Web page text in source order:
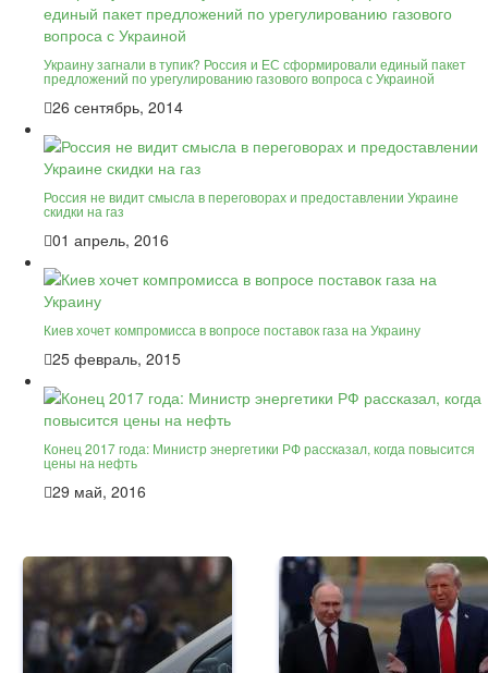
Украину загнали в тупик? Россия и ЕС сформировали единый пакет
предложений по урегулированию газового вопроса с Украиной
26 сентябрь, 2014
Россия не видит смысла в переговорах и предоставлении Украине
скидки на газ
01 апрель, 2016
Киев хочет компромисса в вопросе поставок газа на Украину
25 февраль, 2015
Конец 2017 года: Министр энергетики РФ рассказал, когда повысится
цены на нефть
29 май, 2016